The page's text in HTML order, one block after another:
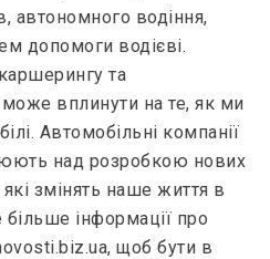
автономного водіння,
допомоги водієві.
та
може вплинути на те, як ми
Автомобільні компанії
над розробкою нових
які змінять наше життя в
інформації про
щоб бути в